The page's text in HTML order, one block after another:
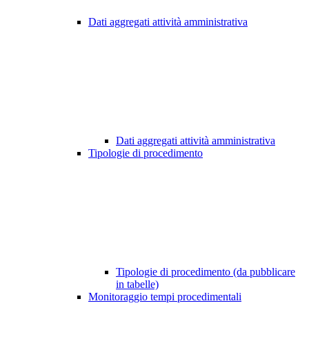
Dati aggregati attività amministrativa
Dati aggregati attività amministrativa
Tipologie di procedimento
Tipologie di procedimento (da pubblicare
in tabelle)
Monitoraggio tempi procedimentali